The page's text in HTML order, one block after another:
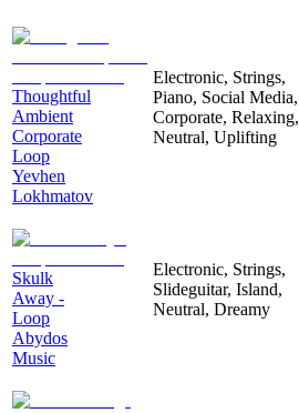
Thoughtful
Ambient
Corporate
Loop
Yevhen
Lokhmatov
Electronic, Strings,
Piano, Social Media,
Corporate, Relaxing,
Neutral, Uplifting
Skulk
Away -
Loop
Abydos
Music
Electronic, Strings,
Slideguitar, Island,
Neutral, Dreamy